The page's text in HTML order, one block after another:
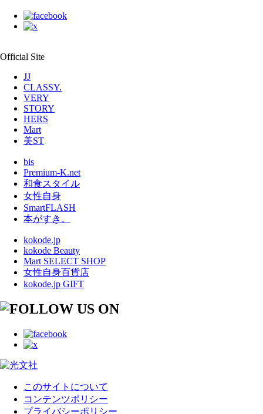
Official Site
JJ
CLASSY.
VERY
STORY
HERS
Mart
美ST
bis
Premium-K.net
和食スタイル
女性自身
SmartFLASH
本がすき。
kokode.jp
kokode Beauty
Mart SELECT SHOP
女性自身百貨店
kokode.jp GIFT
このサイトについて
コンテンツポリシー
プライバシーポリシー